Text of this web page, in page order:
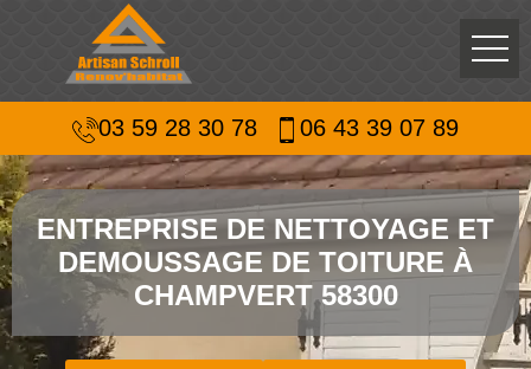
03 59 28 30 78 06 43 39 07 89
ENTREPRISE DE NETTOYAGE ET
DEMOUSSAGE DE TOITURE À
CHAMPVERT 58300